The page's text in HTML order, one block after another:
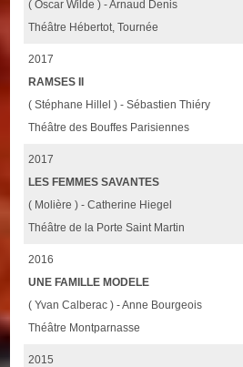
( Oscar Wilde ) - Arnaud Denis
Théâtre Hébertot, Tournée
2017
RAMSES II
( Stéphane Hillel ) - Sébastien Thiéry
Théâtre des Bouffes Parisiennes
2017
LES FEMMES SAVANTES
( Molière ) - Catherine Hiegel
Théâtre de la Porte Saint Martin
2016
UNE FAMILLE MODELE
( Yvan Calberac ) - Anne Bourgeois
Théâtre Montparnasse
2015